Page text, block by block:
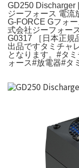
GD250 Discharger
ジーフォース 電流
G-FORCE Gフォ
式会社ジーフォー
G0317 ［日本正規
出品ですタミチャ
となります。#タ
ォース#放電器#タ